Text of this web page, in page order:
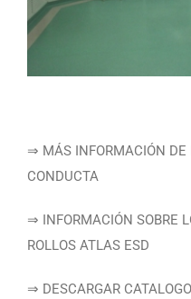
⇒ MÁS INFORMACIÓN DE
CONDUCTA
⇒ INFORMACIÓN SOBRE
ROLLOS ATLAS ESD
⇒ DESCARGAR